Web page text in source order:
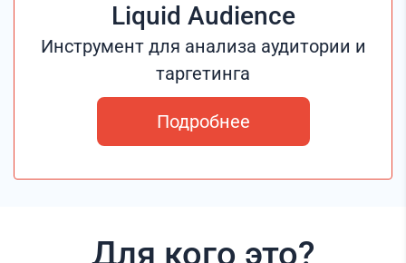
Liquid Audience
Инструмент для анализа аудитории и
таргетинга
Подробнее
Для кого это?